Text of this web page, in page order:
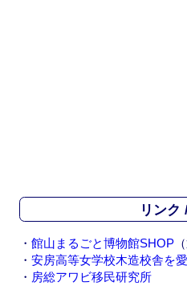
リンク
・ 館山まるごと博物館SHOP
・ 安房高等女学校木造校舎を
・ 房総アワビ移民研究所